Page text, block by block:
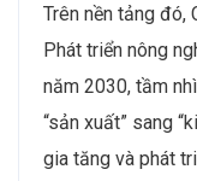
Trên nền tảng đó,
Phát triển nông
năm 2030, tầm
“sản xuất” sang
gia tăng và phát